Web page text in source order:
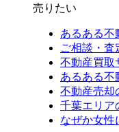
売りたい
あるある不
ご相談・査
不動産買取
あるある不
不動産売却
千葉エリア
なぜか女性